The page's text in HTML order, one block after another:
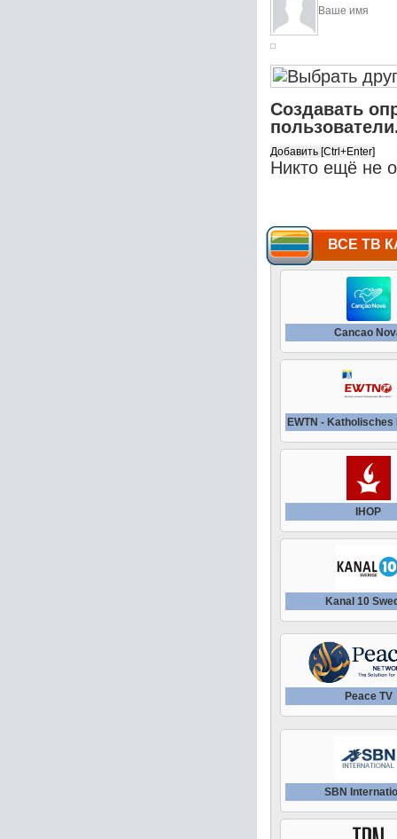
Создавать
Никто ещё не
ВСЕ ТВ
Cancao
EWTN - Katholisches
IHOP
Kanal 10
Peace TV
SBN